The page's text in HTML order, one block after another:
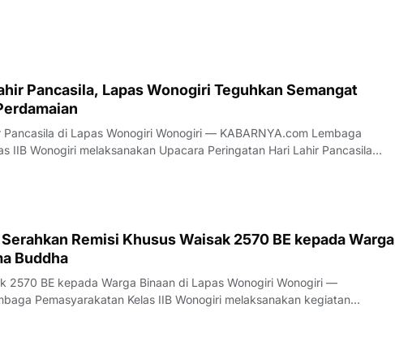
Pancasila, Lapas Wonogiri Teguhkan Semangat
Wonogiri Wonogiri — KABARNYA.com Lembaga
IIB Wonogiri melaksanakan Upacara Peringatan Hari Lahir Pancasila
6/2026) di lapangan dalam Lapas Wonogiri. Kegiatan yang
Remisi Khusus Waisak 2570 BE kepada Warga
Buddha
BE kepada Warga Binaan di Lapas Wonogiri Wonogiri —
Hari Raya Waisak 2570 BE Tahun 2026 bagi narapidana dan